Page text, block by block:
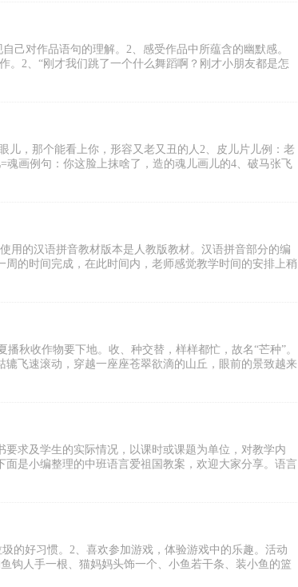
己对作品语句的理解。2、感受作品中所蕴含的幽默感。
。2、“刚才我们跳了一个什么舞蹈啊？刚才小朋友都是怎
，那个能看上你，形容又老又丑的人2、皮儿片儿例：老
画例句：你这脸上抹啥了，造的魂儿画儿的4、破马张飞
的汉语拼音教材版本是人教版教材。汉语拼音部分的编
的时间完成，在此时间内，老师感觉教学时间的安排上稍
秋收作物要下地。收、种交替，样样都忙，故名“芒种”。
飞速滚动，穿越一座座苍翠欲滴的山丘，眼前的景致越来
求及学生的实际情况，以课时或课题为单位，对教学内
是小编整理的中班语言爱祖国教案，欢迎大家分享。语言
的好习惯。2、喜欢参加游戏，体验游戏中的乐趣。活动
钩人手一根、猫妈妈头饰一个、小鱼若干条、装小鱼的篮